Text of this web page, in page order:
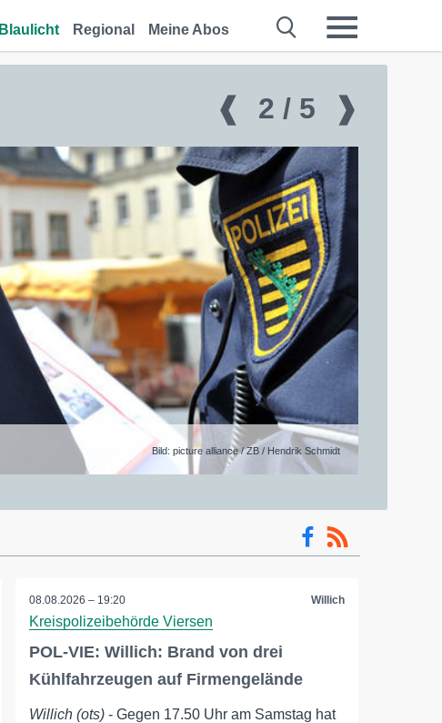
Blaulicht Regional Meine Abos
❰ 2 / 5 ❱
Bild: picture alliance / ZB / Hendrik Schmidt
08.08.2026 – 19:20 Willich
Kreispolizeibehörde Viersen
POL-VIE: Willich: Brand von drei
Kühlfahrzeugen auf Firmengelände
Willich (ots) - Gegen 17.50 Uhr am Samstag hat